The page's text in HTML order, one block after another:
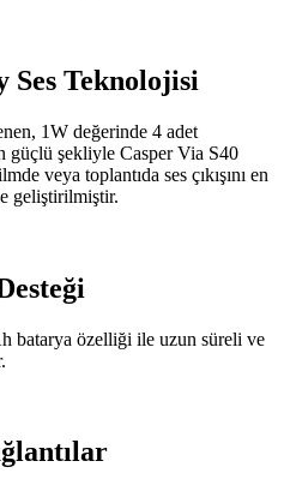
Ses Teknolojisi
1W değerinde 4 adet
güçlü şekliyle Casper Via S40
veya toplantıda ses çıkışını en
geliştirilmiştir.
batarya özelliği ile uzun süreli ve